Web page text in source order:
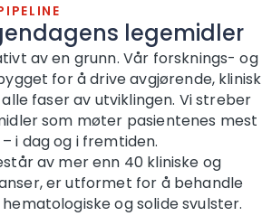
legemidler
av en grunn. Vår forsknings- og
for å drive avgjørende, klinisk
faser av utviklingen. Vi streber
som møter pasientenes mest
i dag og i fremtiden.
av mer enn 40 kliniske og
er utformet for å behandle
og solide svulster.